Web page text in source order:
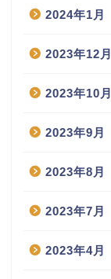
2024年1月
2023年12月
2023年10月
2023年9月
2023年8月
2023年7月
2023年4月